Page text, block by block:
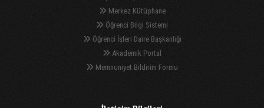
Merkez Kütüphane
Öğrenci Bilgi Sistemi
Öğrenci İşleri Daire Başkanlığı
Akademik Portal
Memnuniyet Bildirim Formu